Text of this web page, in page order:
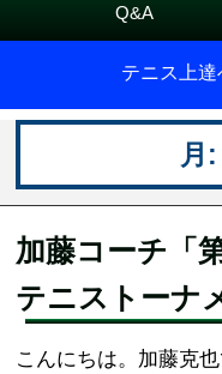
Q&A
テニス上
月:
加藤コーチ「
テニストーナ
こんにちは。加藤克也